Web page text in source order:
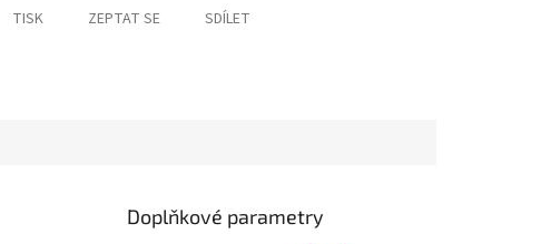
TISK ZEPTAT SE SDÍLET
Doplňkové parametry